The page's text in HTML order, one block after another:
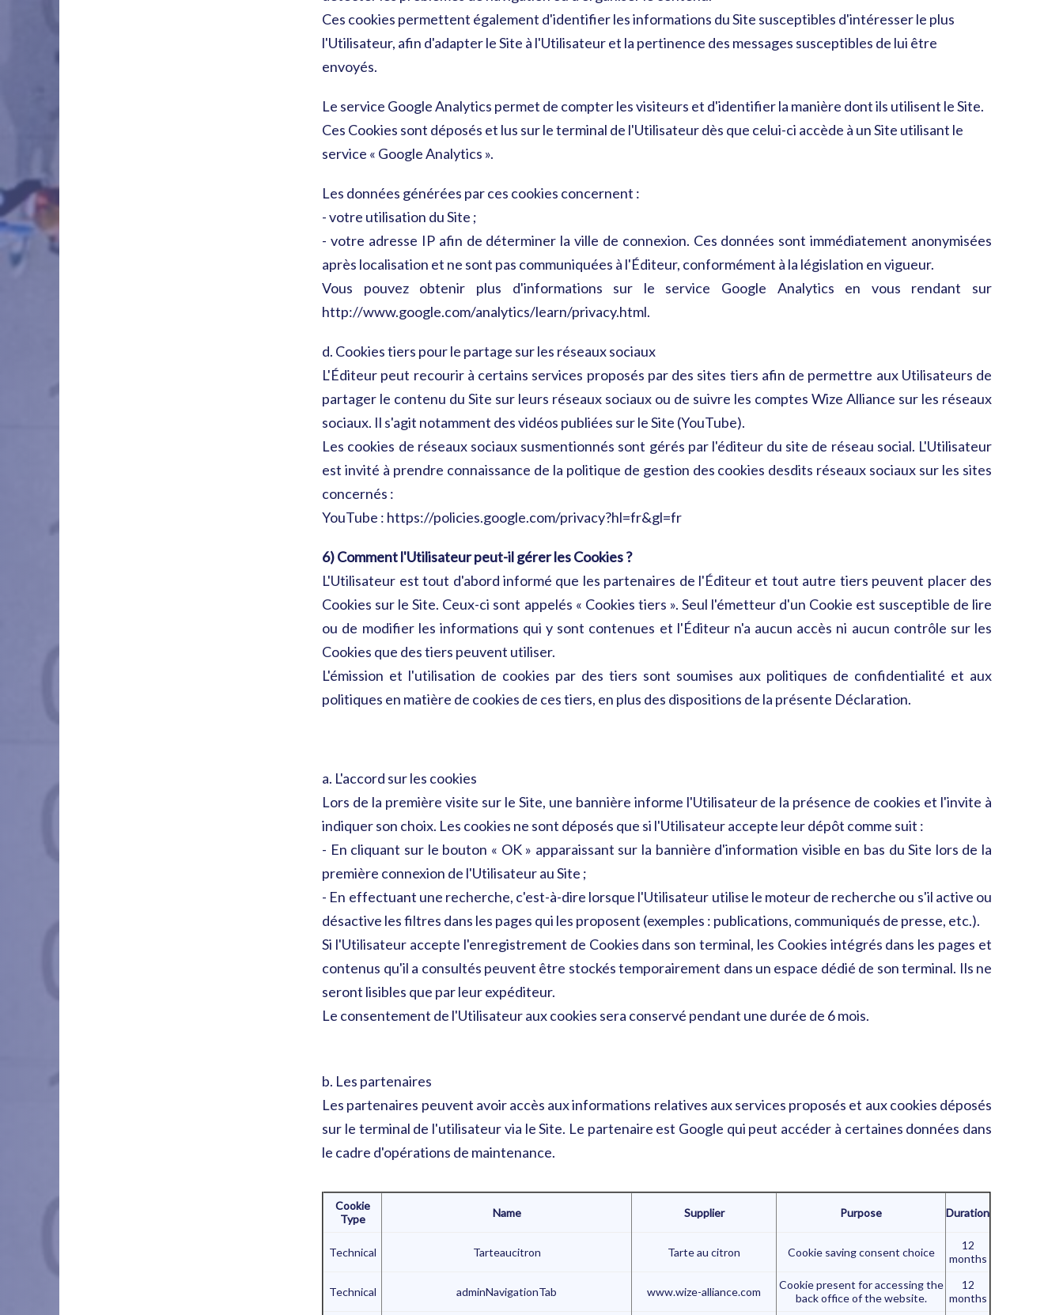
Ces cookies permettent également d'identifier les informations du Site susceptibles d'intéresser le plus
l'Utilisateur, afin d'adapter le Site à l'Utilisateur et la pertinence des messages susceptibles de lui être
envoyés.
Le service Google Analytics permet de compter les visiteurs et d'identifier la manière dont ils utilisent le Site.
Ces Cookies sont déposés et lus sur le terminal de l'Utilisateur dès que celui-ci accède à un Site utilisant le
service « Google Analytics ».
Les données générées par ces cookies concernent :
- votre utilisation du Site ;
- votre adresse IP afin de déterminer la ville de connexion. Ces données sont immédiatement anonymisées
après localisation et ne sont pas communiquées à l'Éditeur, conformément à la législation en vigueur.
Vous pouvez obtenir plus d'informations sur le service Google Analytics en vous rendant sur
http://www.google.com/analytics/learn/privacy.html.
d. Cookies tiers pour le partage sur les réseaux sociaux
L'Éditeur peut recourir à certains services proposés par des sites tiers afin de permettre aux Utilisateurs de
partager le contenu du Site sur leurs réseaux sociaux ou de suivre les comptes Wize Alliance sur les réseaux
sociaux. Il s'agit notamment des vidéos publiées sur le Site (YouTube).
Les cookies de réseaux sociaux susmentionnés sont gérés par l'éditeur du site de réseau social. L'Utilisateur
est invité à prendre connaissance de la politique de gestion des cookies desdits réseaux sociaux sur les sites
concernés :
YouTube : https://policies.google.com/privacy?hl=fr&gl=fr
6) Comment l'Utilisateur peut-il gérer les Cookies ?
L'Utilisateur est tout d'abord informé que les partenaires de l'Éditeur et tout autre tiers peuvent placer des
Cookies sur le Site. Ceux-ci sont appelés « Cookies tiers ». Seul l'émetteur d'un Cookie est susceptible de lire
ou de modifier les informations qui y sont contenues et l'Éditeur n'a aucun accès ni aucun contrôle sur les
Cookies que des tiers peuvent utiliser.
L'émission et l'utilisation de cookies par des tiers sont soumises aux politiques de confidentialité et aux
politiques en matière de cookies de ces tiers, en plus des dispositions de la présente Déclaration.
a. L'accord sur les cookies
Lors de la première visite sur le Site, une bannière informe l'Utilisateur de la présence de cookies et l'invite à
indiquer son choix. Les cookies ne sont déposés que si l'Utilisateur accepte leur dépôt comme suit :
- En cliquant sur le bouton « OK » apparaissant sur la bannière d'information visible en bas du Site lors de la
première connexion de l'Utilisateur au Site ;
- En effectuant une recherche, c'est-à-dire lorsque l'Utilisateur utilise le moteur de recherche ou s'il active ou
désactive les filtres dans les pages qui les proposent (exemples : publications, communiqués de presse, etc.).
Si l'Utilisateur accepte l'enregistrement de Cookies dans son terminal, les Cookies intégrés dans les pages et
contenus qu'il a consultés peuvent être stockés temporairement dans un espace dédié de son terminal. Ils ne
seront lisibles que par leur expéditeur.
Le consentement de l'Utilisateur aux cookies sera conservé pendant une durée de 6 mois.
b. Les partenaires
Les partenaires peuvent avoir accès aux informations relatives aux services proposés et aux cookies déposés
sur le terminal de l'utilisateur via le Site. Le partenaire est Google qui peut accéder à certaines données dans
le cadre d'opérations de maintenance.
Cookie
Type
Name Supplier Purpose Duration
Technical Tarteaucitron Tarte au citron Cookie saving consent choice
12
months
Technical adminNavigationTab www.wize-alliance.com
Cookie present for accessing the
back office of the website.
12
months